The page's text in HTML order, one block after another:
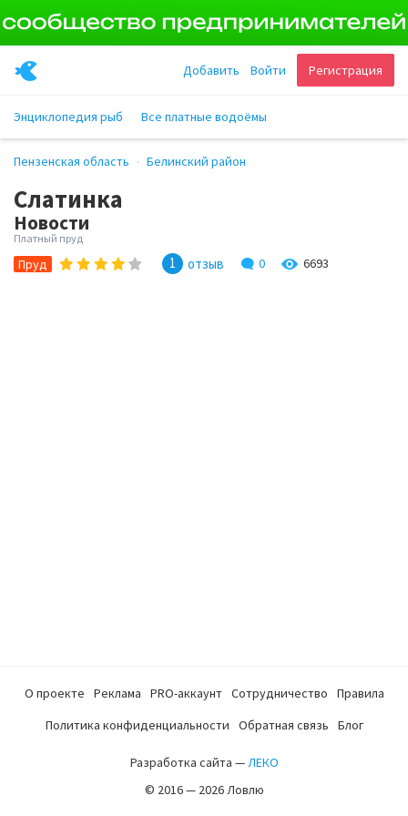
Регистрация
Войти
Добавить
Энциклопедия рыб Все платные водоёмы
Пензенская область Белинский район
Слатинка
Новости
Платный пруд
Пруд 1 отзыв 0 6693
О проекте Реклама PRO-аккаунт Сотрудничество
Правила
Политика конфиденциальности
Обратная связь Блог
Разработка сайта —ЛЕКО
© 2016 — 2026 Ловлю